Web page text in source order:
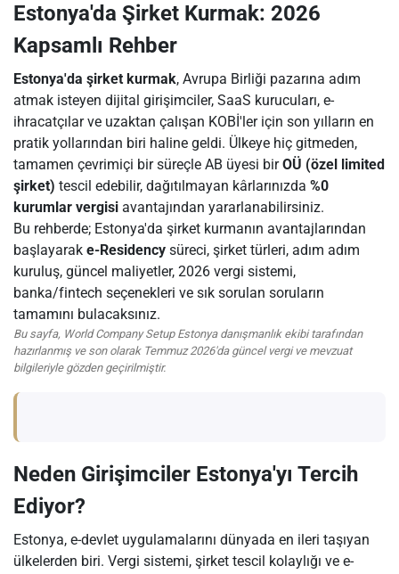
Estonya'da Şirket Kurmak: 2026
Kapsamlı Rehber
Estonya'da şirket kurmak, Avrupa Birliği pazarına adım
atmak isteyen dijital girişimciler, SaaS kurucuları, e-
ihracatçılar ve uzaktan çalışan KOBİ'ler için son yılların en
pratik yollarından biri haline geldi. Ülkeye hiç gitmeden,
tamamen çevrimiçi bir süreçle AB üyesi birOÜ (özel limited
şirket) tescil edebilir, dağıtılmayan kârlarınızda %0
kurumlar vergisi avantajından yararlanabilirsiniz.
Bu rehberde; Estonya'da şirket kurmanın avantajlarından
başlayarak e-Residency süreci, şirket türleri, adım adım
kuruluş, güncel maliyetler, 2026 vergi sistemi,
banka/fintech seçenekleri ve sık sorulan soruların
tamamını bulacaksınız.
Bu sayfa, World Company Setup Estonya danışmanlık ekibi tarafından
hazırlanmış ve son olarak Temmuz 2026'da güncel vergi ve mevzuat
bilgileriyle gözden geçirilmiştir.
Neden Girişimciler Estonya'yı Tercih
Ediyor?
Estonya, e-devlet uygulamalarını dünyada en ileri taşıyan
ülkelerden biri. Vergi sistemi, şirket tescil kolaylığı ve e-